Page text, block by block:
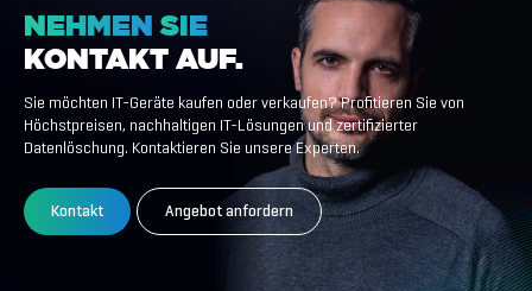
NEHMEN SIE
KONTAKT AUF.
Sie möchten IT-Geräte kaufen oder verkaufen? Profitieren Sie von
Höchstpreisen, nachhaltigen IT-Lösungen und zertifizierter
Datenlöschung. Kontaktieren Sie unsere Experten.
Kontakt Angebot anfordern